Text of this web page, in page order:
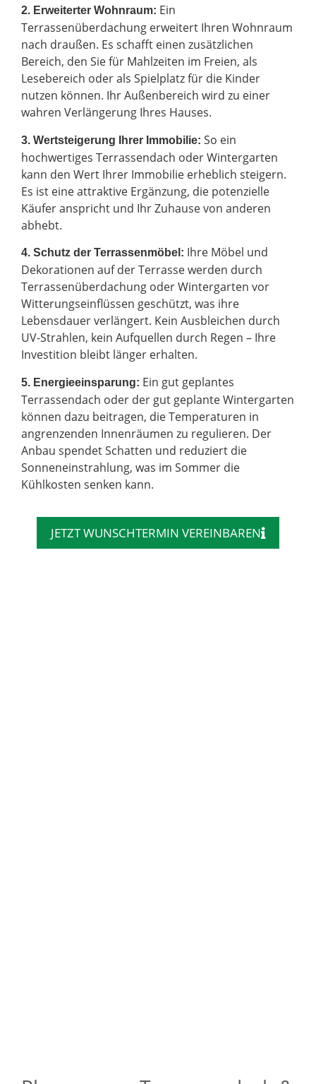
2. Erweiterter Wohnraum: Ein
Terrassenüberdachung erweitert Ihren Wohnraum
nach draußen. Es schafft einen zusätzlichen
Bereich, den Sie für Mahlzeiten im Freien, als
Lesebereich oder als Spielplatz für die Kinder
nutzen können. Ihr Außenbereich wird zu einer
wahren Verlängerung Ihres Hauses.
3. Wertsteigerung Ihrer Immobilie: So ein
hochwertiges Terrassendach oder Wintergarten
kann den Wert Ihrer Immobilie erheblich steigern.
Es ist eine attraktive Ergänzung, die potenzielle
Käufer anspricht und Ihr Zuhause von anderen
abhebt.
4. Schutz der Terrassenmöbel: Ihre Möbel und
Dekorationen auf der Terrasse werden durch
Terrassenüberdachung oder Wintergarten vor
Witterungseinflüssen geschützt, was ihre
Lebensdauer verlängert. Kein Ausbleichen durch
UV-Strahlen, kein Aufquellen durch Regen – Ihre
Investition bleibt länger erhalten.
5. Energieeinsparung: Ein gut geplantes
Terrassendach oder der gut geplante Wintergarten
können dazu beitragen, die Temperaturen in
angrenzenden Innenräumen zu regulieren. Der
Anbau spendet Schatten und reduziert die
Sonneneinstrahlung, was im Sommer die
Kühlkosten senken kann.
JETZT WUNSCHTERMIN VEREINBAREN